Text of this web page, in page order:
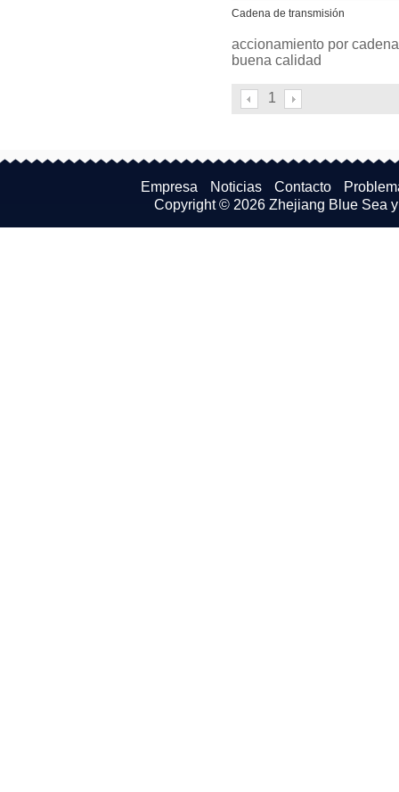
Cadena de transmisión
accionamiento por
buena calidad
1
Empresa Noticias Contacto
Copyright © 2026Zhejiang Blue Sea